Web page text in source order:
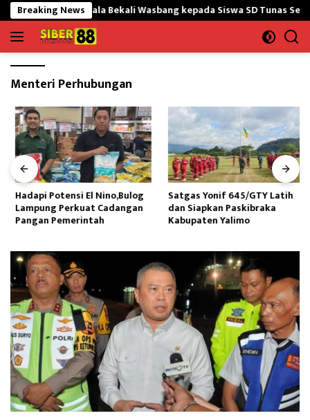
Langsung
ke
konten
Breaking News
Nanggala Bekali Wasbang kepada Siswa SD Tunas Sejahtera
Menteri Perhubungan
Hadapi Potensi El Nino,Bulog
Lampung Perkuat Cadangan
Pangan Pemerintah
Satgas Yonif 645/GTY Latih
dan Siapkan Paskibraka
Kabupaten Yalimo